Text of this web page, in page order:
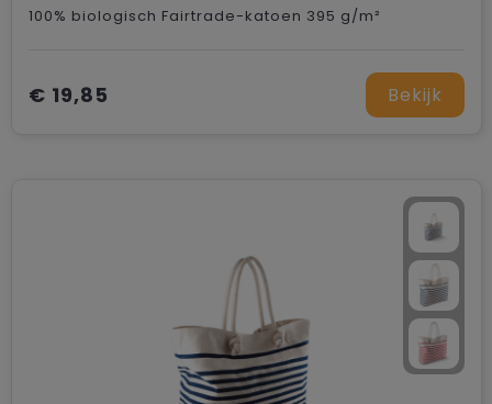
100% biologisch Fairtrade-katoen 395 g/m²
€ 19,85 Bekijk